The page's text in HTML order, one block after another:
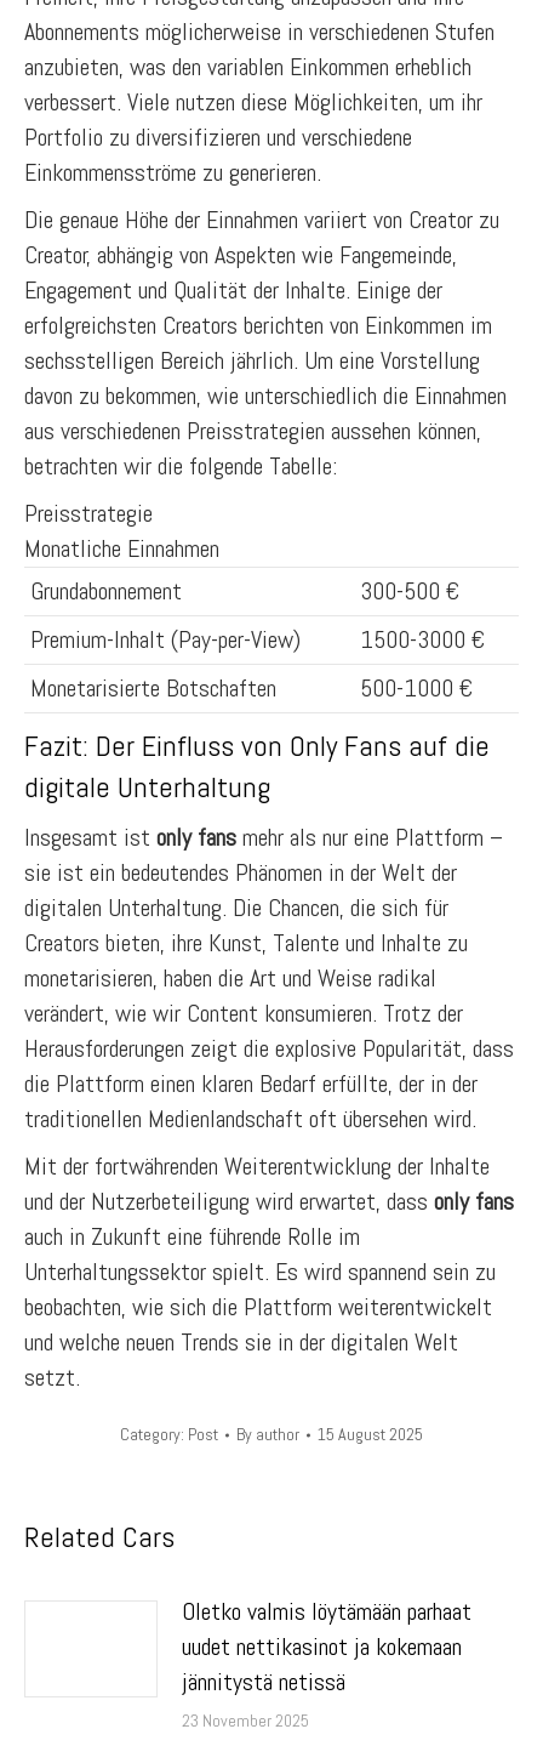
Abonnements möglicherweise in verschiedenen Stufen
anzubieten, was den variablen Einkommen erheblich
verbessert. Viele nutzen diese Möglichkeiten, um ihr
Portfolio zu diversifizieren und verschiedene
Einkommensströme zu generieren.
Die genaue Höhe der Einnahmen variiert von Creator zu
Creator, abhängig von Aspekten wie Fangemeinde,
Engagement und Qualität der Inhalte. Einige der
erfolgreichsten Creators berichten von Einkommen im
sechsstelligen Bereich jährlich. Um eine Vorstellung
davon zu bekommen, wie unterschiedlich die Einnahmen
aus verschiedenen Preisstrategien aussehen können,
betrachten wir die folgende Tabelle:
Preisstrategie
Monatliche Einnahmen
Grundabonnement
300-500 €
Premium-Inhalt (Pay-per-View)
1500-3000 €
Monetarisierte Botschaften
500-1000 €
Fazit: Der Einfluss von Only Fans auf die
digitale Unterhaltung
Insgesamt ist only fansmehr als nur eine Plattform –
sie ist ein bedeutendes Phänomen in der Welt der
digitalen Unterhaltung. Die Chancen, die sich für
Creators bieten, ihre Kunst, Talente und Inhalte zu
monetarisieren, haben die Art und Weise radikal
verändert, wie wir Content konsumieren. Trotz der
Herausforderungen zeigt die explosive Popularität, dass
die Plattform einen klaren Bedarf erfüllte, der in der
traditionellen Medienlandschaft oft übersehen wird.
Mit der fortwährenden Weiterentwicklung der Inhalte
und der Nutzerbeteiligung wird erwartet, dass only fans
auch in Zukunft eine führende Rolle im
Unterhaltungssektor spielt. Es wird spannend sein zu
beobachten, wie sich die Plattform weiterentwickelt
und welche neuen Trends sie in der digitalen Welt
setzt.
Category: Post By author 15 August 2025
Related Cars
Oletko valmis löytämään parhaat
uudet nettikasinot ja kokemaan
jännitystä netissä
23 November 2025